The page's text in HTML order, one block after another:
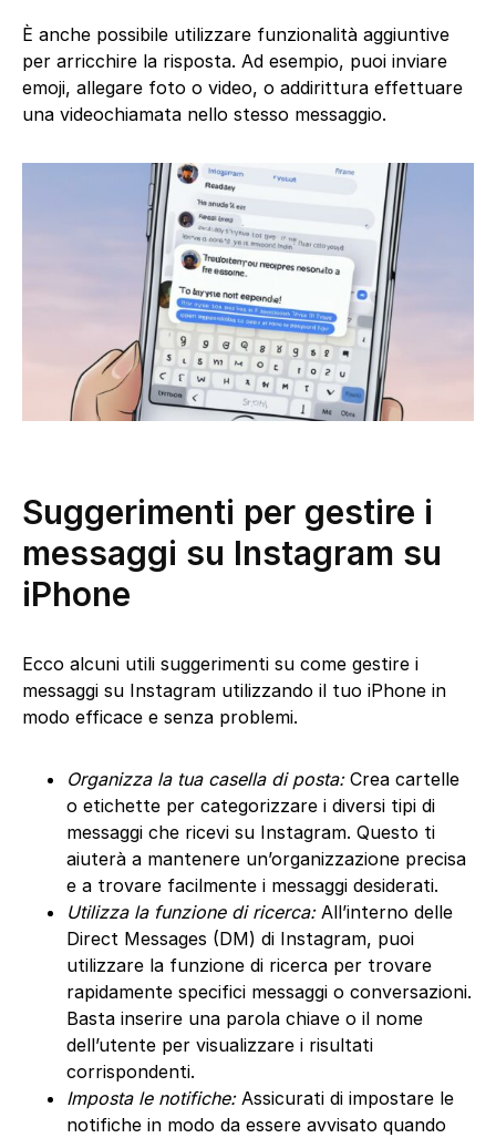
È anche possibile utilizzare funzionalità aggiuntive
per arricchire la risposta. Ad esempio, puoi inviare
emoji, allegare foto o video, o addirittura effettuare
una videochiamata nello stesso messaggio.
Suggerimenti per gestire i
messaggi su Instagram su
iPhone
Ecco alcuni utili suggerimenti su come gestire i
messaggi su Instagram utilizzando il tuo iPhone in
modo efficace e senza problemi.
Organizza la tua casella di posta:Crea cartelle
o etichette per categorizzare i diversi tipi di
messaggi che ricevi su Instagram. Questo ti
aiuterà a mantenere un’organizzazione precisa
e a trovare facilmente i messaggi desiderati.
Utilizza la funzione di ricerca:All’interno delle
Direct Messages (DM) di Instagram, puoi
utilizzare la funzione di ricerca per trovare
rapidamente specifici messaggi o conversazioni.
Basta inserire una parola chiave o il nome
dell’utente per visualizzare i risultati
corrispondenti.
Imposta le notifiche:Assicurati di impostare le
notifiche in modo da essere avvisato quando